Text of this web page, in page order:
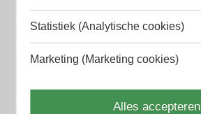
Chanel Heren parfum
Statistiek (Analytische cookies)
Marketing (Marketing cookies)
Alles accepteren